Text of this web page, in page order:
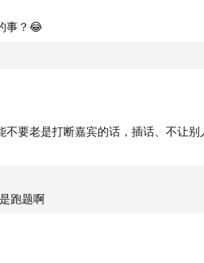
事？😂
要老是打断嘉宾的话，插话、不让别
跑题啊